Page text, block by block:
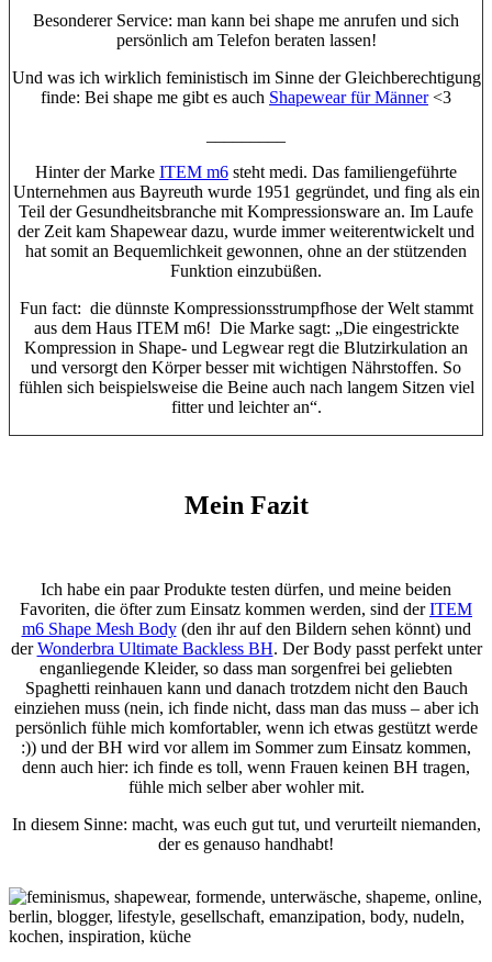
Besonderer Service: man kann bei shape me anrufen und sich
persönlich am Telefon beraten lassen!
Und was ich wirklich feministisch im Sinne der Gleichberechtigung
finde: Bei shape me gibt es auch Shapewear für Männer<3
Hinter der Marke ITEM m6 steht medi. Das familiengeführte
Unternehmen aus Bayreuth wurde 1951 gegründet, und fing als ein
Teil der Gesundheitsbranche mit Kompressionsware an. Im Laufe
der Zeit kam Shapewear dazu, wurde immer weiterentwickelt und
hat somit an Bequemlichkeit gewonnen, ohne an der stützenden
Funktion einzubüßen.
Fun fact: die dünnste Kompressionsstrumpfhose der Welt stammt
aus dem Haus ITEM m6! Die Marke sagt: „Die eingestrickte
Kompression in Shape- und Legwear regt die Blutzirkulation an
und versorgt den Körper besser mit wichtigen Nährstoffen. So
fühlen sich beispielsweise die Beine auch nach langem Sitzen viel
fitter und leichter an“.
Mein Fazit
Ich habe ein paar Produkte testen dürfen, und meine beiden
Favoriten, die öfter zum Einsatz kommen werden, sind derITEM
m6 Shape Mesh Body(den ihr auf den Bildern sehen könnt) und
derWonderbra Ultimate Backless BH. Der Body passt perfekt unter
enganliegende Kleider, so dass man sorgenfrei bei geliebten
Spaghetti reinhauen kann und danach trotzdem nicht den Bauch
einziehen muss (nein, ich finde nicht, dass man das muss – aber ich
persönlich fühle mich komfortabler, wenn ich etwas gestützt werde
:)) und der BH wird vor allem im Sommer zum Einsatz kommen,
denn auch hier: ich finde es toll, wenn Frauen keinen BH tragen,
fühle mich selber aber wohler mit.
In diesem Sinne: macht, was euch gut tut, und verurteilt niemanden,
der es genauso handhabt!